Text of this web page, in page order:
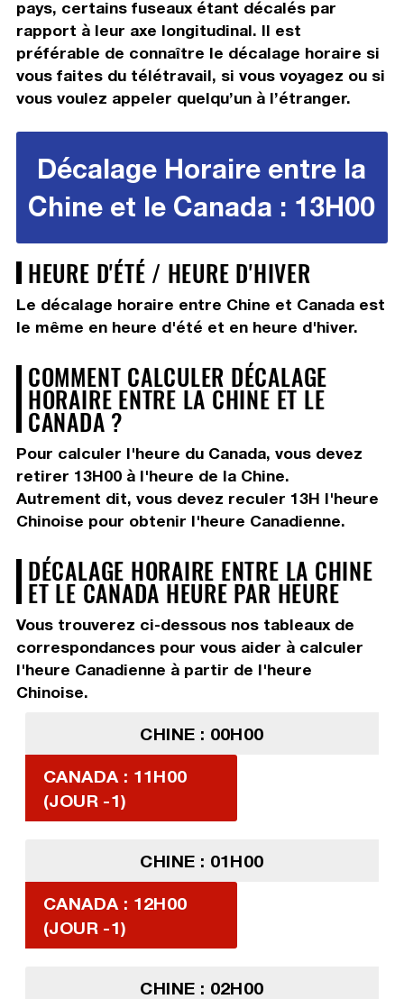
pays, certains fuseaux étant décalés par
rapport à leur axe longitudinal. Il est
préférable de connaître le décalage horaire si
vous faites du télétravail, si vous voyagez ou si
vous voulez appeler quelqu’un à l’étranger.
Décalage Horaire entre la
Chine et le Canada : 13H00
HEURE D'ÉTÉ / HEURE D'HIVER
Le décalage horaire entre Chine et Canada est
le même en heure d'été et en heure d'hiver.
COMMENT CALCULER DÉCALAGE
HORAIRE ENTRE LA CHINE ET LE
CANADA ?
Pour calculer l'heure du Canada, vous devez
retirer 13H00à l'heure de la Chine.
Autrement dit, vous devez reculer 13H l'heure
Chinoise pour obtenir l'heure Canadienne.
DÉCALAGE HORAIRE ENTRE LA CHINE
ET LE CANADA HEURE PAR HEURE
Vous trouverez ci-dessous nos tableaux de
correspondances pour vous aider à calculer
l'heure Canadienne à partir de l'heure
Chinoise.
CHINE : 00H00
CANADA : 11H00
(JOUR -1)
CHINE : 01H00
CANADA : 12H00
(JOUR -1)
CHINE : 02H00